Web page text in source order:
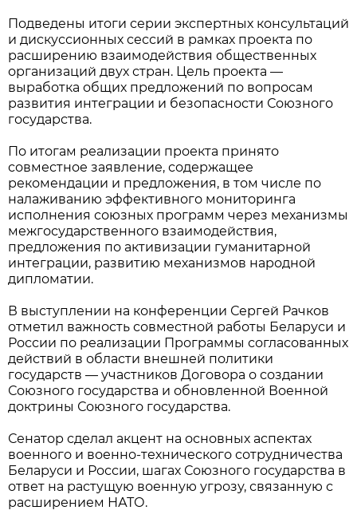
Подведены итоги серии экспертных консультаций
и дискуссионных сессий в рамках проекта по
расширению взаимодействия общественных
организаций двух стран. Цель проекта —
выработка общих предложений по вопросам
развития интеграции и безопасности Союзного
государства.
По итогам реализации проекта принято
совместное заявление, содержащее
рекомендации и предложения, в том числе по
налаживанию эффективного мониторинга
исполнения союзных программ через механизмы
межгосударственного взаимодействия,
предложения по активизации гуманитарной
интеграции, развитию механизмов народной
дипломатии.
В выступлении на конференции Сергей Рачков
отметил важность совместной работы Беларуси и
России по реализации Программы согласованных
действий в области внешней политики
государств — участников Договора о создании
Союзного государства и обновленной Военной
доктрины Союзного государства.
Сенатор сделал акцент на основных аспектах
военного и военно-технического сотрудничества
Беларуси и России, шагах Союзного государства в
ответ на растущую военную угрозу, связанную с
расширением НАТО.